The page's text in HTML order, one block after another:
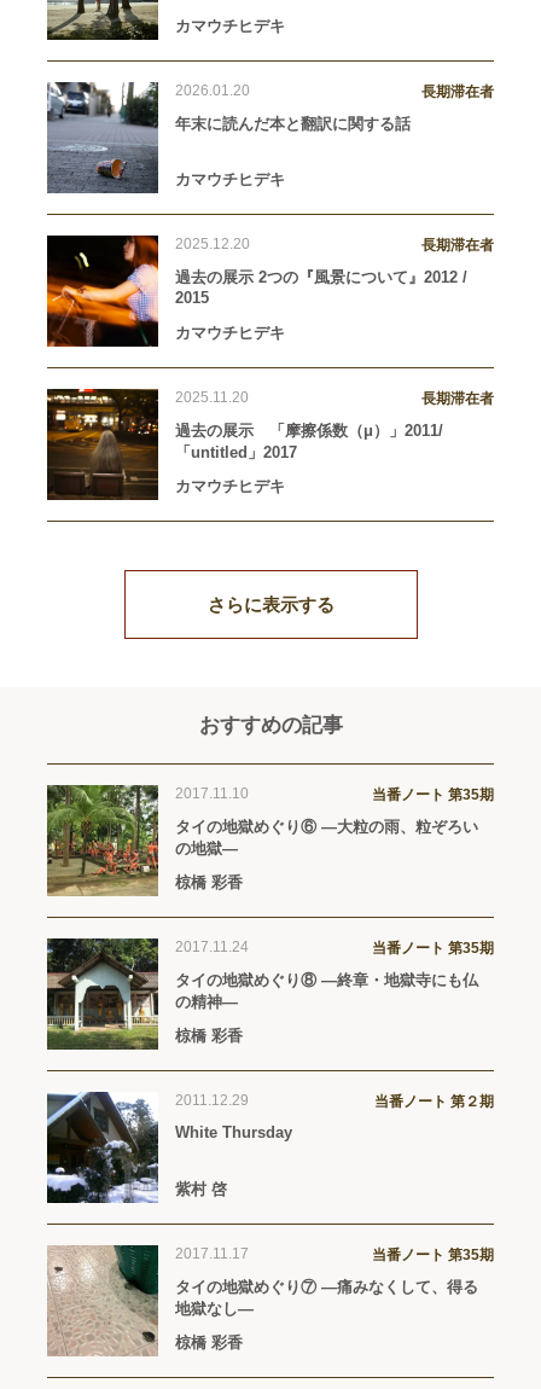
カマウチヒデキ
2026.01.20 長期滞在者
年末に読んだ本と翻訳に関する話
カマウチヒデキ
2025.12.20 長期滞在者
過去の展示 2つの『風景について』2012 /
2015
カマウチヒデキ
2025.11.20 長期滞在者
過去の展示 「摩擦係数（μ）」2011/
「untitled」2017
カマウチヒデキ
さらに表示する
おすすめの記事
2017.11.10 当番ノート 第35期
タイの地獄めぐり⑥ ―大粒の雨、粒ぞろい
の地獄―
椋橋 彩香
2017.11.24 当番ノート 第35期
タイの地獄めぐり⑧ ―終章・地獄寺にも仏
の精神―
椋橋 彩香
2011.12.29 当番ノート 第２期
White Thursday
紫村 啓
2017.11.17 当番ノート 第35期
タイの地獄めぐり⑦ ―痛みなくして、得る
地獄なし―
椋橋 彩香